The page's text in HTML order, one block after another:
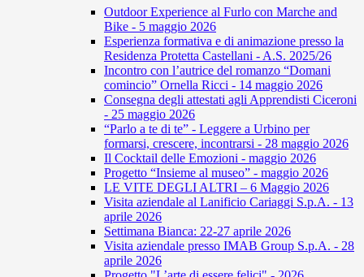
Outdoor Experience al Furlo con Marche and
Bike - 5 maggio 2026
Esperienza formativa e di animazione presso la
Residenza Protetta Castellani - A.S. 2025/26
Incontro con l’autrice del romanzo “Domani
comincio” Ornella Ricci - 14 maggio 2026
Consegna degli attestati agli Apprendisti Ciceroni
- 25 maggio 2026
“Parlo a te di te” - Leggere a Urbino per
formarsi, crescere, incontrarsi - 28 maggio 2026
Il Cocktail delle Emozioni - maggio 2026
Progetto “Insieme al museo” - maggio 2026
LE VITE DEGLI ALTRI – 6 Maggio 2026
Visita aziendale al Lanificio Cariaggi S.p.A. - 13
aprile 2026
Settimana Bianca: 22-27 aprile 2026
Visita aziendale presso IMAB Group S.p.A. - 28
aprile 2026